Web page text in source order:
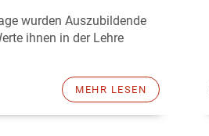
wurden Auszubildende
ihnen in der Lehre
MEHR LESEN